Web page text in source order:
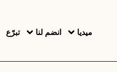
ميديا انضم لنا تبرّع